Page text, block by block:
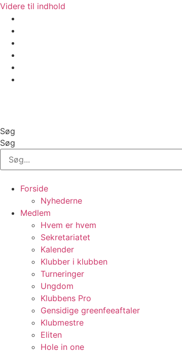
Videre til indhold
Søg
Søg
Forside
Nyhederne
Medlem
Hvem er hvem
Sekretariatet
Kalender
Klubber i klubben
Turneringer
Ungdom
Klubbens Pro
Gensidige greenfeeaftaler
Klubmestre
Eliten
Hole in one